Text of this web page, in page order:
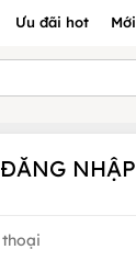
Ưu đãi hot
ĐĂNG